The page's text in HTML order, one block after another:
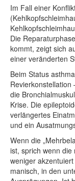
Im Fall einer
Die
kommt, zeigt sich
einer veränderten
Beim Status
Revierkonstellation
die
Krise. Die
verlängertes
und ein
Wenn die
ist, sprich wenn
weniger
manisch, in den